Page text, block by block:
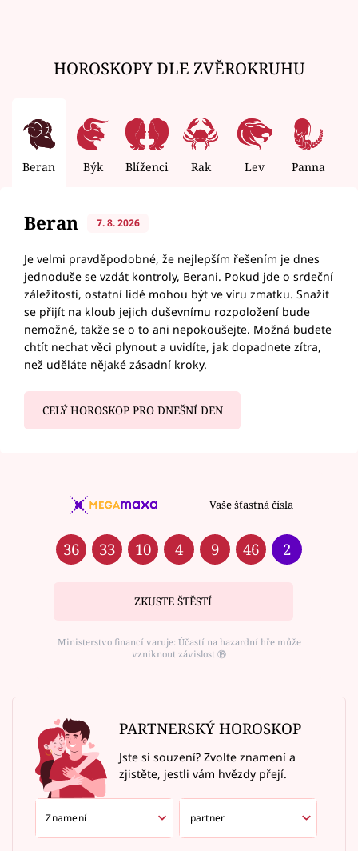
HOROSKOPY DLE ZVĚROKRUHU
Beran Býk Blíženci Rak Lev Panna
Beran 7. 8. 2026
Je velmi pravděpodobné, že nejlepším řešením je dnes
jednoduše se vzdát kontroly, Berani. Pokud jde o srdeční
záležitosti, ostatní lidé mohou být ve víru zmatku. Snažit
se přijít na kloub jejich duševnímu rozpoložení bude
nemožné, takže se o to ani nepokoušejte. Možná budete
chtít nechat věci plynout a uvidíte, jak dopadnete zítra,
než uděláte nějaké zásadní kroky.
CELÝ HOROSKOP PRO DNEŠNÍ DEN
Vaše šťastná čísla
36 33 10 4 9 46 2
ZKUSTE ŠTĚSTÍ
Ministerstvo financí varuje: Účastí na hazardní hře může
vzniknout závislost ⑱
PARTNERSKÝ HOROSKOP
Jste si souzení? Zvolte znamení a
zjistěte, jestli vám hvězdy přejí.